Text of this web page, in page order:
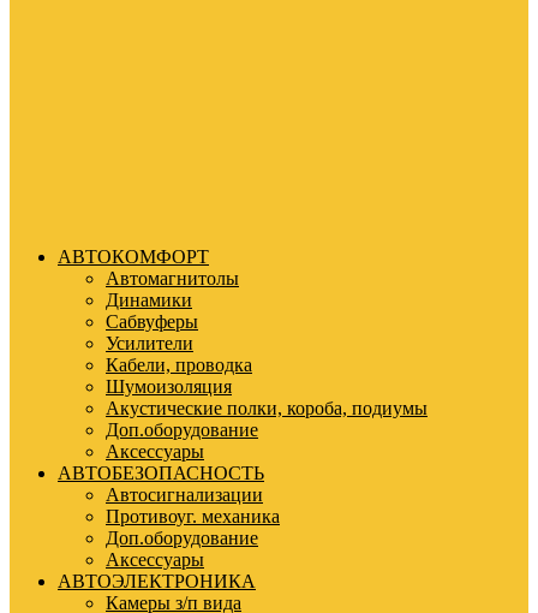
АВТОКОМФОРТ
Автомагнитолы
Динамики
Сабвуферы
Усилители
Кабели, проводка
Шумоизоляция
Акустические полки, короба, подиумы
Доп.оборудование
Аксессуары
АВТОБЕЗОПАСНОСТЬ
Автосигнализации
Противоуг. механика
Доп.оборудование
Аксессуары
АВТОЭЛЕКТРОНИКА
Камеры з/п вида